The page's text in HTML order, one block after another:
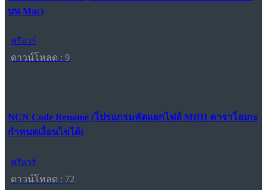
บน Mac)
ฟรีแวร์
ดาวน์โหลด : 9
NCN Code Rename (โปรแกรมคัดแยกไฟล์ MIDI คาราโอเกะ
กำหนดเงื่อนไขได้)
ฟรีแวร์
ดาวน์โหลด : 72